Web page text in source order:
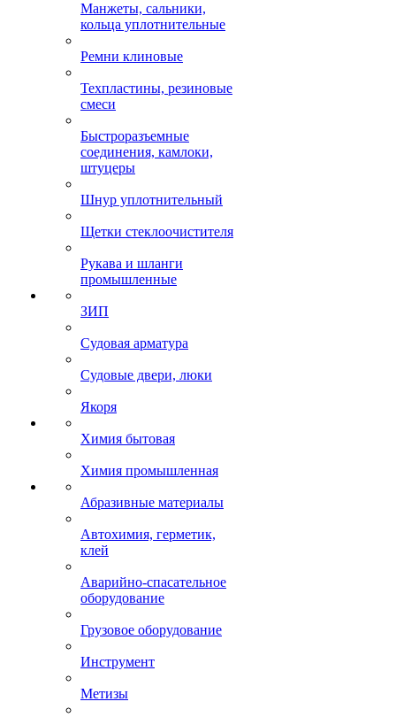
Манжеты, сальники,
кольца уплотнительные
Ремни клиновые
Техпластины, резиновые
смеси
Быстроразъемные
соединения, камлоки,
штуцеры
Шнур уплотнительный
Щетки стеклоочистителя
Рукава и шланги
промышленные
ЗИП
Судовая арматура
Судовые двери, люки
Якоря
Химия бытовая
Химия промышленная
Абразивные материалы
Автохимия, герметик,
клей
Аварийно-спасательное
оборудование
Грузовое оборудование
Инструмент
Метизы